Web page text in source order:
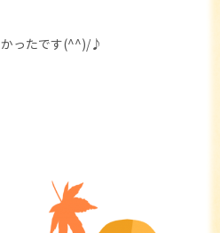
かったです(^^)/♪